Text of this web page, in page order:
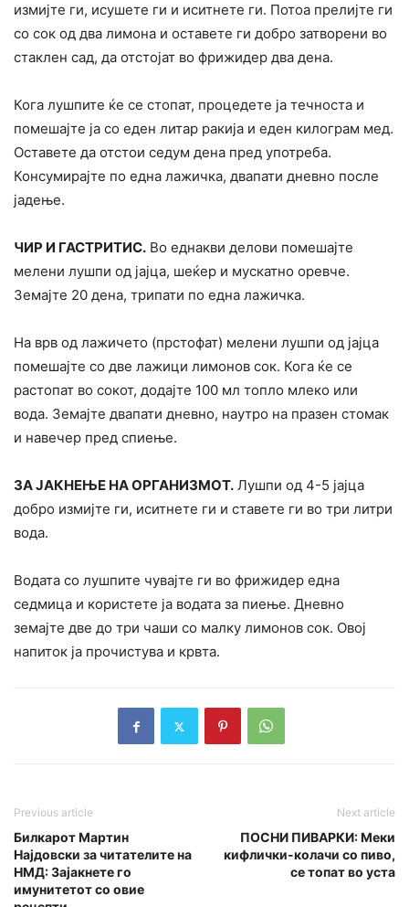
измијте ги, исушете ги и иситнете ги. Потоа прелијте ги
со сок од два лимона и оставете ги добро затворени во
стаклен сад, да отстојат во фрижидер два дена.
Кога лушпите ќе се стопат, процедете ја течноста и
помешајте ја со еден литар ракија и еден килограм мед.
Оставете да отстои седум дена пред употреба.
Конcyмирајте по една лажичка, двапати дневно после
јадење.
ЧИР И ГАСТРИТИС. Во еднакви делови помешајте
мелени лушпи од јајца, шеќер и мускатно оревче.
Земајте 20 дена, трипати по една лажичка.
На врв од лажичето (прстофат) мелени лушпи од јајца
помешајте со две лажици лимонов сок. Кога ќе се
растопат во сокот, додајте 100 мл топло млеко или
вода. Земајте двапати дневно, наутро на празен стомак
и навечер пред спиење.
ЗА ЈАКНЕЊЕ НА ОРГАНИЗМОТ. Лушпи од 4-5 јајца
добро измијте ги, иситнете ги и ставете ги во три литри
вода.
Водата со лушпите чувајте ги во фрижидер една
седмица и користете ја водата за пиење. Дневно
земајте две до три чаши со малку лимонов сок. Овој
напиток ја прочистува и кpвта.
Previous article
Билкарот Мартин
Најдовски за читателите на
НМД: Зајакнете го
имунитетот со овие
Next article
ПОСНИ ПИВАРКИ: Меки
кифлички-колачи со пиво,
се топат во уста